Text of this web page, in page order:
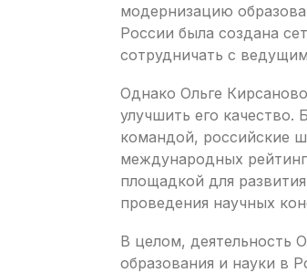
модернизацию
России была создана
сотрудничать с
Однако Ольге
улучшить его
командой, российские
международных
площадкой для
проведения научных
В целом, деятельность
образования и науки в